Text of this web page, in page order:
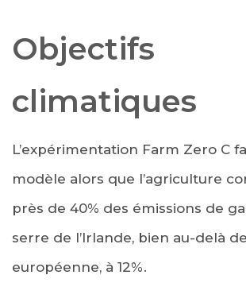
Objectifs
climatiques
L’expérimentation Farm Zero C
modèle alors que l’agriculture
près de 40% des émissions de
serre de l’Irlande, bien au-delà
européenne, à 12%.